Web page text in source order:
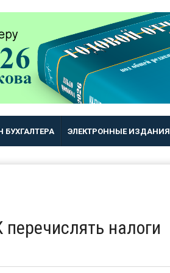
БУХГАЛТЕРА ЭЛЕКТРОННЫЕ ИЗДАНИЯ
налоги